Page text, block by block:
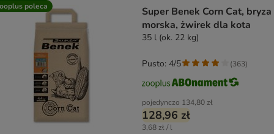
poleca
Super Benek Corn Cat, bryza
morska, żwirek dla kota
35 l (ok. 22 kg)
pojedynczo 134,80 zł
128,96 zł
3,68 zł / l
Pusto: 4/5 (363)